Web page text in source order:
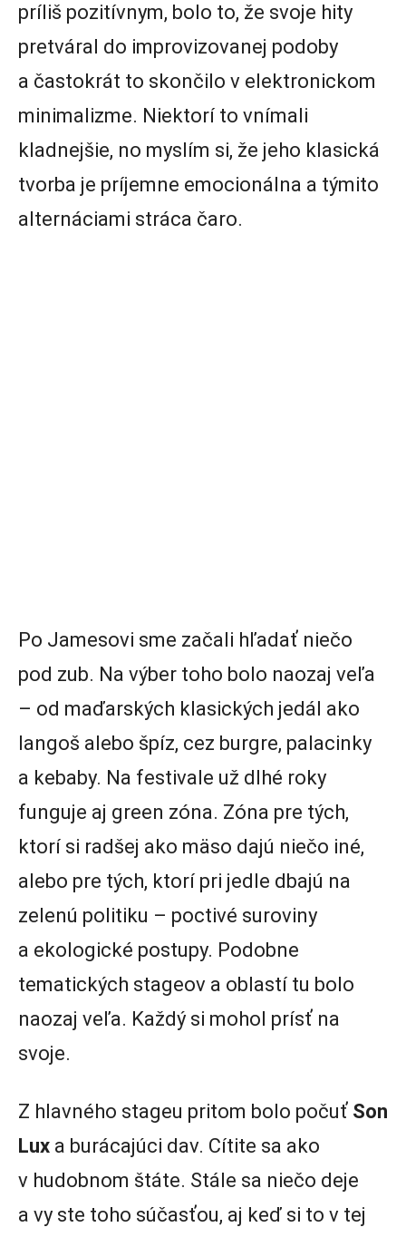
príliš pozitívnym, bolo to, že svoje hity
pretváral do improvizovanej podoby
a častokrát to skončilo v elektronickom
minimalizme. Niektorí to vnímali
kladnejšie, no myslím si, že jeho klasická
tvorba je príjemne emocionálna a týmito
alternáciami stráca čaro.
Po Jamesovi sme začali hľadať niečo
pod zub. Na výber toho bolo naozaj veľa
– od maďarských klasických jedál ako
langoš alebo špíz, cez burgre, palacinky
a kebaby. Na festivale už dlhé roky
funguje aj green zóna. Zóna pre tých,
ktorí si radšej ako mäso dajú niečo iné,
alebo pre tých, ktorí pri jedle dbajú na
zelenú politiku – poctivé suroviny
a ekologické postupy. Podobne
tematických stageov a oblastí tu bolo
naozaj veľa. Každý si mohol prísť na
svoje.
Z hlavného stageu pritom bolo počuť Son
Lux a burácajúci dav. Cítite sa ako
v hudobnom štáte. Stále sa niečo deje
a vy ste toho súčasťou, aj keď si to v tej